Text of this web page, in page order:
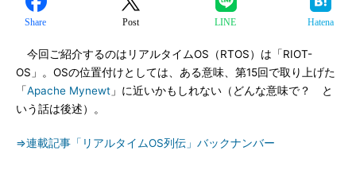
Share Post LINE Hatena
今回ご紹介するのはリアルタイムOS（RTOS）は「RIOT-
OS」。OSの位置付けとしては、ある意味、第15回で取り上げた
「Apache Mynewt 」に近いかもしれない（どんな意味で？ と
いう話は後述）。
⇒連載記事「リアルタイムOS列伝」バックナンバー